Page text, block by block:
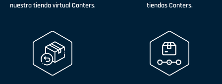
nuestra tienda virtual Conters.
tiendas Conters.